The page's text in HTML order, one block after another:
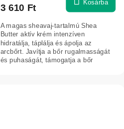
3 610 Ft Kosárba
A magas sheavaj-tartalmú Shea
Butter aktív krém intenzíven
hidratálja, táplálja és ápolja az
arcbőrt. Javítja a bőr rugalmasságát
és puhaságát, támogatja a bőr